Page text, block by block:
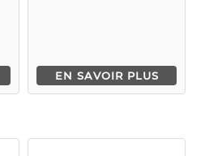
EN SAVOIR PLUS